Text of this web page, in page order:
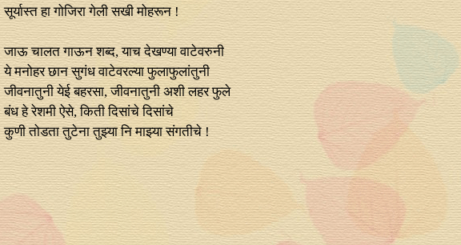
सूर्यास्त हा गोजिरा गेली सखी मोहरून !
जाऊ चालत गाऊन शब्द, याच देखण्या वाटेवरुनी
ये मनोहर छान सुगंध वाटेवरल्या फुलाफुलांतुनी
जीवनातुनी येई बहरसा, जीवनातुनी अशी लहर फुले
बंध हे रेशमी ऐसे, किती दिसांचे दिसांचे
कुणी तोडता तुटेना तुझ्या नि माझ्या संगतीचे !